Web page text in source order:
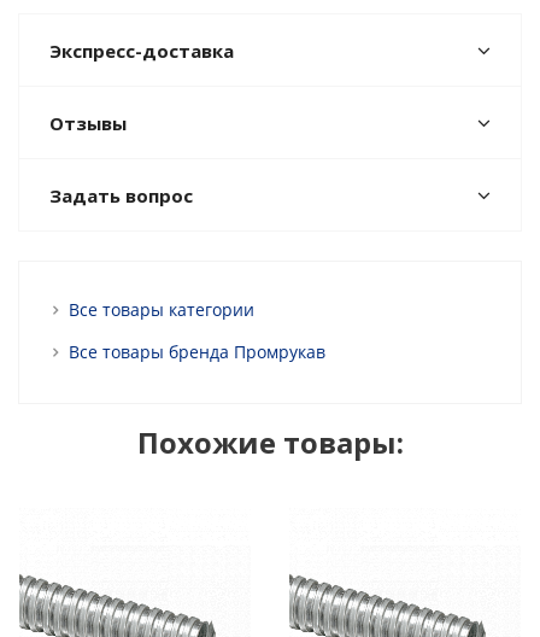
Экспресс-доставка
Отзывы
Задать вопрос
Все товары категории
Все товары бренда Промрукав
Похожие товары: